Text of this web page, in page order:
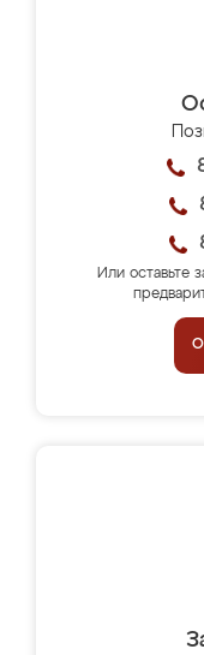
Или оставьте